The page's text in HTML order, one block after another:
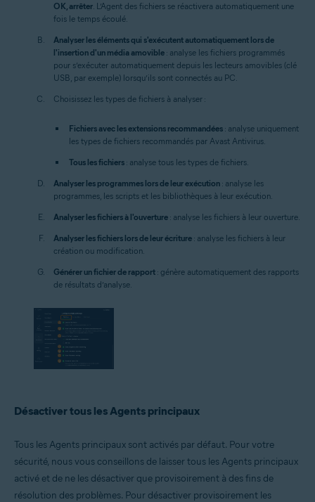
OK, arrêter. L’Agent des fichiers se réactivera automatiquement une
fois le temps écoulé.
Analyser les éléments qui s'exécutent automatiquement lors de
l'insertion d'un média amovible : analyse les fichiers programmés
pour s’exécuter automatiquement depuis les lecteurs amovibles (clé
USB, par exemple) lorsqu’ils sont connectés au PC.
Choisissez les types de fichiers à analyser :
Fichiers avec les extensions recommandées : analyse uniquement
les types de fichiers recommandés par Avast Antivirus.
Tous les fichiers : analyse tous les types de fichiers.
Analyser les programmes lors de leur exécution : analyse les
programmes, les scripts et les bibliothèques à leur exécution.
Analyser les fichiers à l'ouverture : analyse les fichiers à leur ouverture.
Analyser les fichiers lors de leur écriture : analyse les fichiers à leur
création ou modification.
Générer un fichier de rapport : génère automatiquement des rapports
de résultats d’analyse.
Désactiver tous les Agents principaux
Tous les Agents principaux sont activés par défaut. Pour votre
sécurité, nous vous conseillons de laisser tous les Agents principaux
activé et de ne les désactiver que provisoirement à des fins de
résolution des problèmes. Pour désactiver provisoirement les